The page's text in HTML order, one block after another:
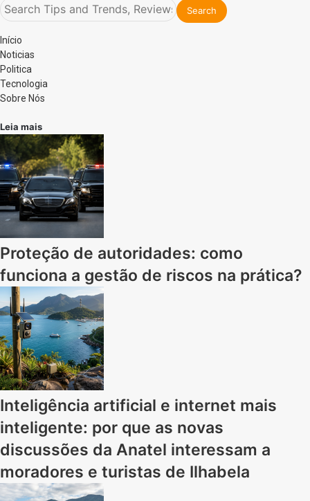
Início
Noticias
Politica
Tecnologia
Sobre Nós
Leia mais
Proteção de autoridades: como
funciona a gestão de riscos na prática?
Inteligência artificial e internet mais
inteligente: por que as novas
discussões da Anatel interessam a
moradores e turistas de Ilhabela